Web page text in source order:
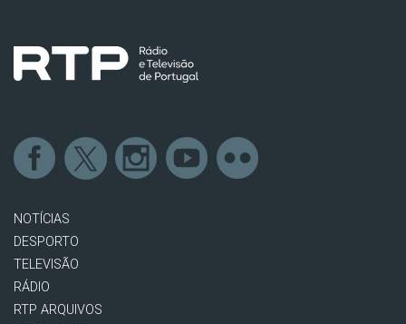
NOTÍCIAS
DESPORTO
TELEVISÃO
RÁDIO
RTP ARQUIVOS